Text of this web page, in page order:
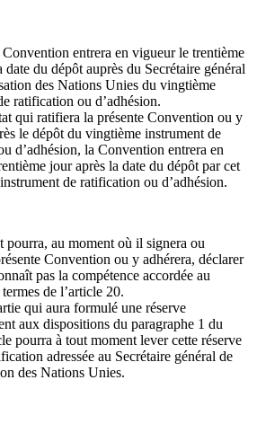
Convention entrera en vigueur le trentième
date du dépôt auprès du Secrétaire général
des Nations Unies du vingtième
ratification ou d’adhésion.
qui ratifiera la présente Convention ou y
le dépôt du vingtième instrument de
d’adhésion, la Convention entrera en
jour après la date du dépôt par cet
de ratification ou d’adhésion.
pourra, au moment où il signera ou
Convention ou y adhérera, déclarer
pas la compétence accordée au
de l’article 20.
qui aura formulé une réserve
aux dispositions du paragraphe 1 du
pourra à tout moment lever cette réserve
adressée au Secrétaire général de
des Nations Unies.